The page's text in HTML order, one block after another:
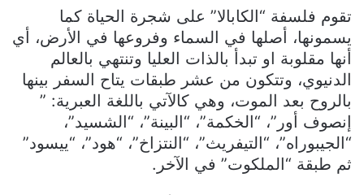
تقوم فلسفة “الكابالا” على شجرة الحياة كما
يسمونها، أصلها في السماء وفروعها في الأرض، أي
أنها مقلوبة او تبدأ بالذات العليا وتنتهي بالعالم
الدنيوي، وتتكون من عشر طبقات يتاح السفر بينها
بالروح بعد الموت، وهي كالآتي باللغة العبرية: ”
إنصوف أور”، “الخكمة”، “البينة”، “الشسيد”،
“الجيبوراه”، “التيفريث”، “النتزاخ”، “هود”، “ييسود”
ثم طبقة “الملكوت” في الآخر.